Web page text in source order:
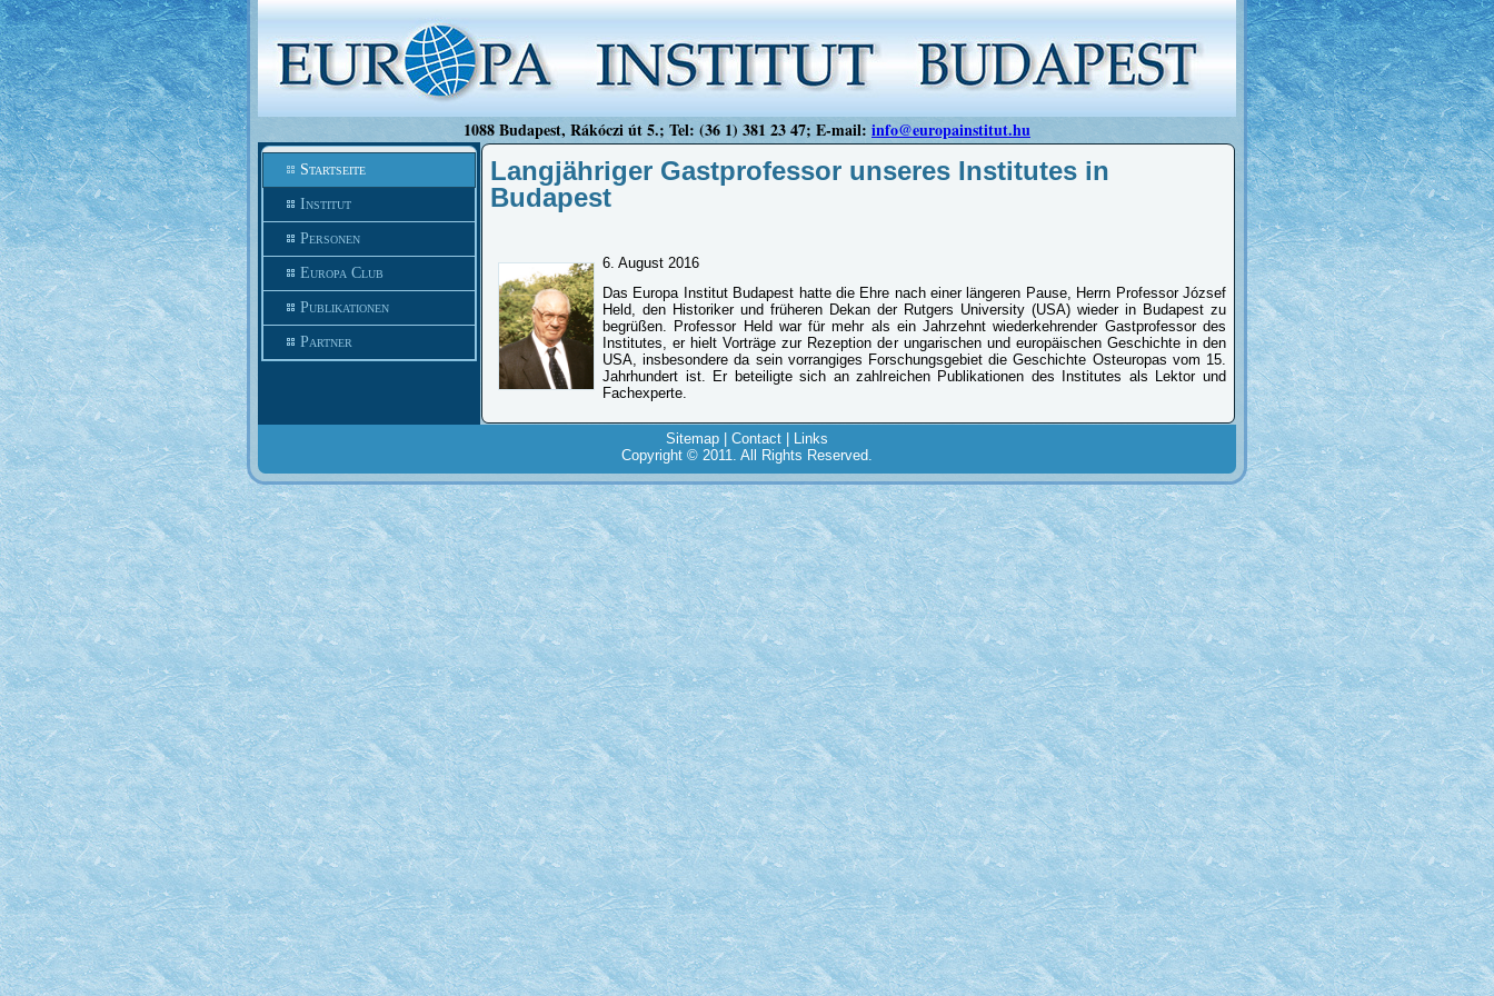
1088 Budapest, Rákóczi út 5.; Tel: (36 1) 381 23 47; E-mail: info@europainstitut.hu
Startseite
Institut
Personen
Europa Club
Publikationen
Partner
Langjähriger Gastprofessor unseres Institutes in
Budapest
6. August 2016
Das Europa Institut Budapest hatte die Ehre nach einer längeren Pause, Herrn Professor József
Held, den Historiker und früheren Dekan der Rutgers University (USA) wieder in Budapest zu
begrüßen. Professor Held war für mehr als ein Jahrzehnt wiederkehrender Gastprofessor des
Institutes, er hielt Vorträge zur Rezeption der ungarischen und europäischen Geschichte in den
USA, insbesondere da sein vorrangiges Forschungsgebiet die Geschichte Osteuropas vom 15.
Jahrhundert ist. Er beteiligte sich an zahlreichen Publikationen des Institutes als Lektor und
Fachexperte.
Sitemap Contact
Links
Copyright © 2011. All Rights Reserved.